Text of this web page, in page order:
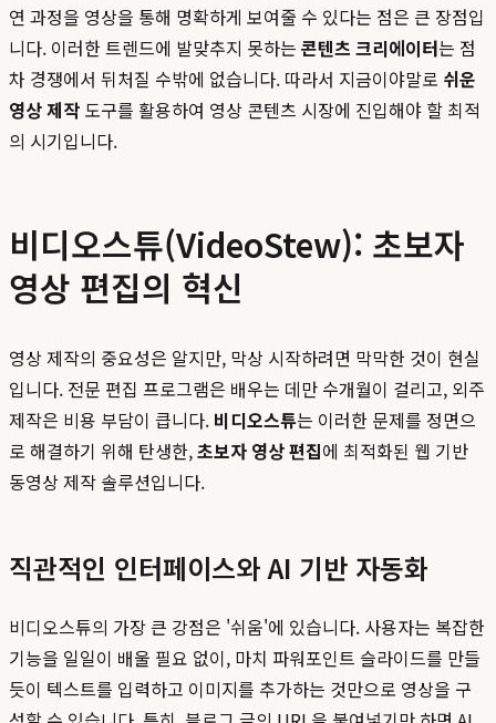
연 과정을 영상을 통해 명확하게 보여줄 수 있다는 점은 큰 장점입
니다. 이러한 트렌드에 발맞추지 못하는 콘텐츠 크리에이터는 점
차 경쟁에서 뒤처질 수밖에 없습니다. 따라서 지금이야말로 쉬운
영상 제작 도구를 활용하여 영상 콘텐츠 시장에 진입해야 할 최적
의 시기입니다.
비디오스튜(VideoStew): 초보자
영상 편집의 혁신
영상 제작의 중요성은 알지만, 막상 시작하려면 막막한 것이 현실
입니다. 전문 편집 프로그램은 배우는 데만 수개월이 걸리고, 외주
제작은 비용 부담이 큽니다. 비디오스튜는 이러한 문제를 정면으
로 해결하기 위해 탄생한,초보자 영상 편집에 최적화된 웹 기반
동영상 제작 솔루션입니다.
직관적인 인터페이스와 AI 기반 자동화
비디오스튜의 가장 큰 강점은 '쉬움'에 있습니다. 사용자는 복잡한
기능을 일일이 배울 필요 없이, 마치 파워포인트 슬라이드를 만들
듯이 텍스트를 입력하고 이미지를 추가하는 것만으로 영상을 구